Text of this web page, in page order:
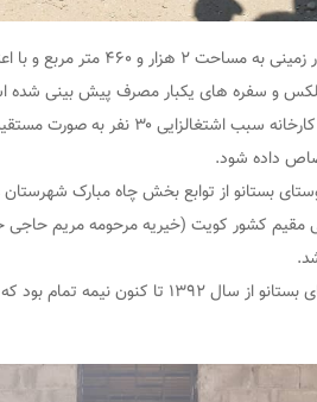
و سفره های یکبار مصرف پیش بینی شده
حسن پور گفت: بهره برداری از این
داده شود.
بستانو از توابع بخش چاه مبارک
مقیم کشور کویت (خیریه مرحومه مریم حاجی